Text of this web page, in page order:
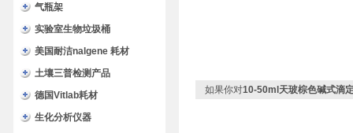
气瓶架
实验室生物垃圾桶
美国耐洁nalgene 耗材
土壤三普检测产品
德国Vitlab耗材
生化分析仪器
如果你对10-50ml天玻棕色碱式滴